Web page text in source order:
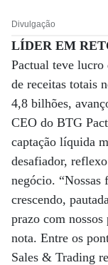
Divulgação
LÍDER EM
Pactual teve lucro
de receitas totais
4,8 bilhões,
CEO do BTG
captação líquida
desafiador,
negócio. “Nossas
crescendo,
prazo com
nota. Entre os
Sales & Trading